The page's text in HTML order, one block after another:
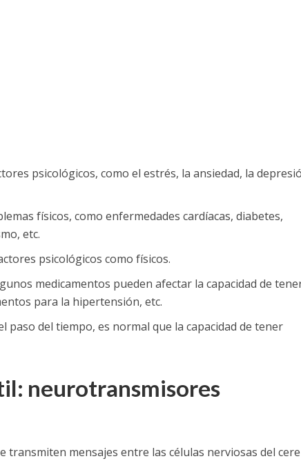
psicológicos, como el estrés, la ansiedad, la
físicos, como enfermedades cardíacas, diabetes,
etc.
psicológicos como físicos.
medicamentos pueden afectar la capacidad de
para la hipertensión, etc.
paso del tiempo, es normal que la capacidad de tener
neurotransmisores
mensajes entre las células nerviosas del